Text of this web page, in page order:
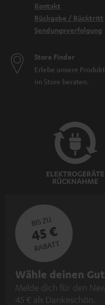
Kontakt
Rückgabe / Rücktritt
Sendungsverfolgung
Store Finder
Erlebe unsere
im Store beraten.
BIS ZU
45 €
RABATT
N
e
Wähle deinen
Melde dich für den
45 € als Dankeschön.